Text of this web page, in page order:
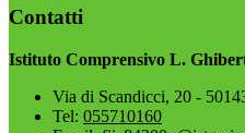
Contatti
Istituto Comprensivo L.
Via di Scandicci, 20 -
Tel: 055710160